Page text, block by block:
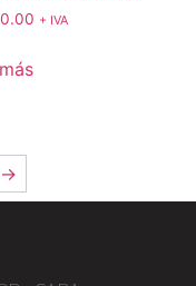
+ IVA
→